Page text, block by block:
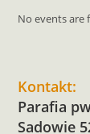
No events are
Kontakt:
Parafia
Sadowie